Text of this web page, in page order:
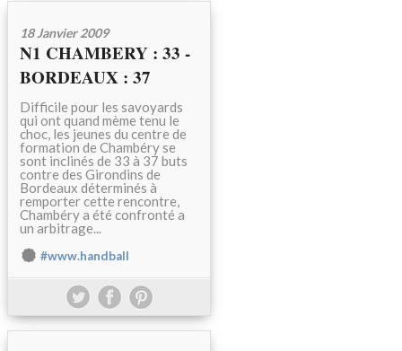
18 Janvier 2009
N1 CHAMBERY : 33 -
BORDEAUX : 37
Difficile pour les savoyards
qui ont quand mème tenu le
choc, les jeunes du centre de
formation de Chambéry se
sont inclinés de 33 à 37 buts
contre des Girondins de
Bordeaux déterminés à
remporter cette rencontre,
Chambéry a été confronté a
un arbitrage...
#www.handball